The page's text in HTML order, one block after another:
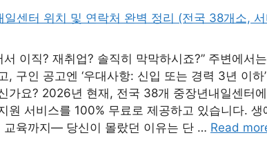
서 이직? 재취업? 솔직히 막막하시죠?” 주변에서
, 구인 공고엔 ‘우대사항: 신입 또는 경력 3년 이
가요? 2026년 현재, 전국 38개 중장년내일센터
원 서비스를 100% 무료로 제공하고 있습니다.
교육까지— 당신이 몰랐던 이유는 단 … Read